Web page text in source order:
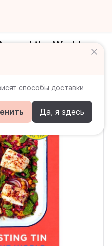
способы доставки
Да, я здесь
the World.